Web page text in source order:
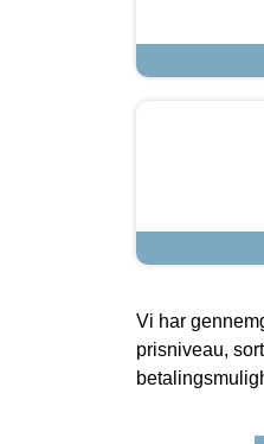
Vi har
prisniveau,